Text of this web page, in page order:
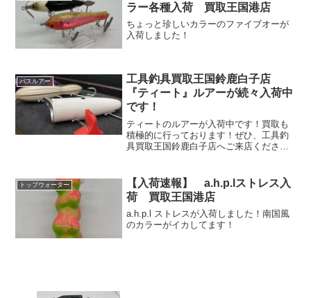
ラー各種入荷 買取王国港店
ちょっと珍しいカラーのファイブオーが
入荷しました！
バスルアー
工具釣具買取王国鈴鹿白子店
『ティート』ルアーが続々入荷中
です！
ティートのルアーが入荷中です！買取も
積極的に行っております！ぜひ、工具釣
具買取王国鈴鹿白子店へご来店くださ
い。www.okoku.co.jpwww.okoku.co.jp...
トップウォーター
【入荷速報】 a.h.p.lストレス入
荷 買取王国港店
a.h.p.l ストレスが入荷しました！南国風
のカラーがイカしてます！